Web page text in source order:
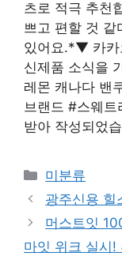
츠로 적극 추천
쁘고 편할 것 같
있어요.*▼ 카카
신제품 소식을
레몬 캐나다 밴
브랜드 #스웨
받아 작성되었
Categories
미분류
광주신용 힐
머스트잇
마잇 위크 실시!